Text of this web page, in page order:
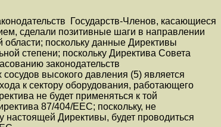
Государств-Членов, касающиеся
сделали позитивные шаги в направлении
области; поскольку данные Директивы
степени; поскольку Директива Совета
законодательств
высокого давления (5) является
к сектору оборудования, работающего
не будет применяться к той
87/404/ЕЕС; поскольку, не
настоящей Директивы, будет проводиться